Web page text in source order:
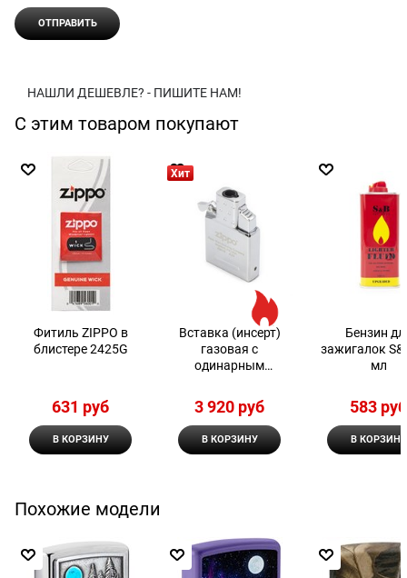
НАШЛИ ДЕШЕВЛЕ? - ПИШИТЕ НАМ!
С этим товаром покупают
Фитиль ZIPPO в
блистере 2425G
631 руб
В КОРЗИНУ
Хит
Вставка (инсерт)
газовая с
одинарным
широкой зажигалки
Zippo
3 920 руб
В КОРЗИНУ
Бензин
зажигалок
мл
583 руб
В КОРЗИНУ
Похожие модели